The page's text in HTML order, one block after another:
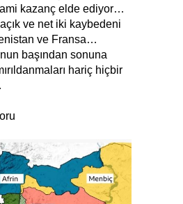
kazanç elde ediyor…
ve net iki kaybedeni
ve Fransa…
başından sonuna
hariç hiçbir